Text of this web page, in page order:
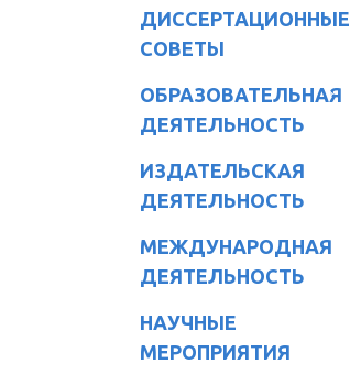
ДИССЕРТАЦИОННЫЕ
СОВЕТЫ
ОБРАЗОВАТЕЛЬНАЯ
ДЕЯТЕЛЬНОСТЬ
ИЗДАТЕЛЬСКАЯ
ДЕЯТЕЛЬНОСТЬ
МЕЖДУНАРОДНАЯ
ДЕЯТЕЛЬНОСТЬ
НАУЧНЫЕ
МЕРОПРИЯТИЯ